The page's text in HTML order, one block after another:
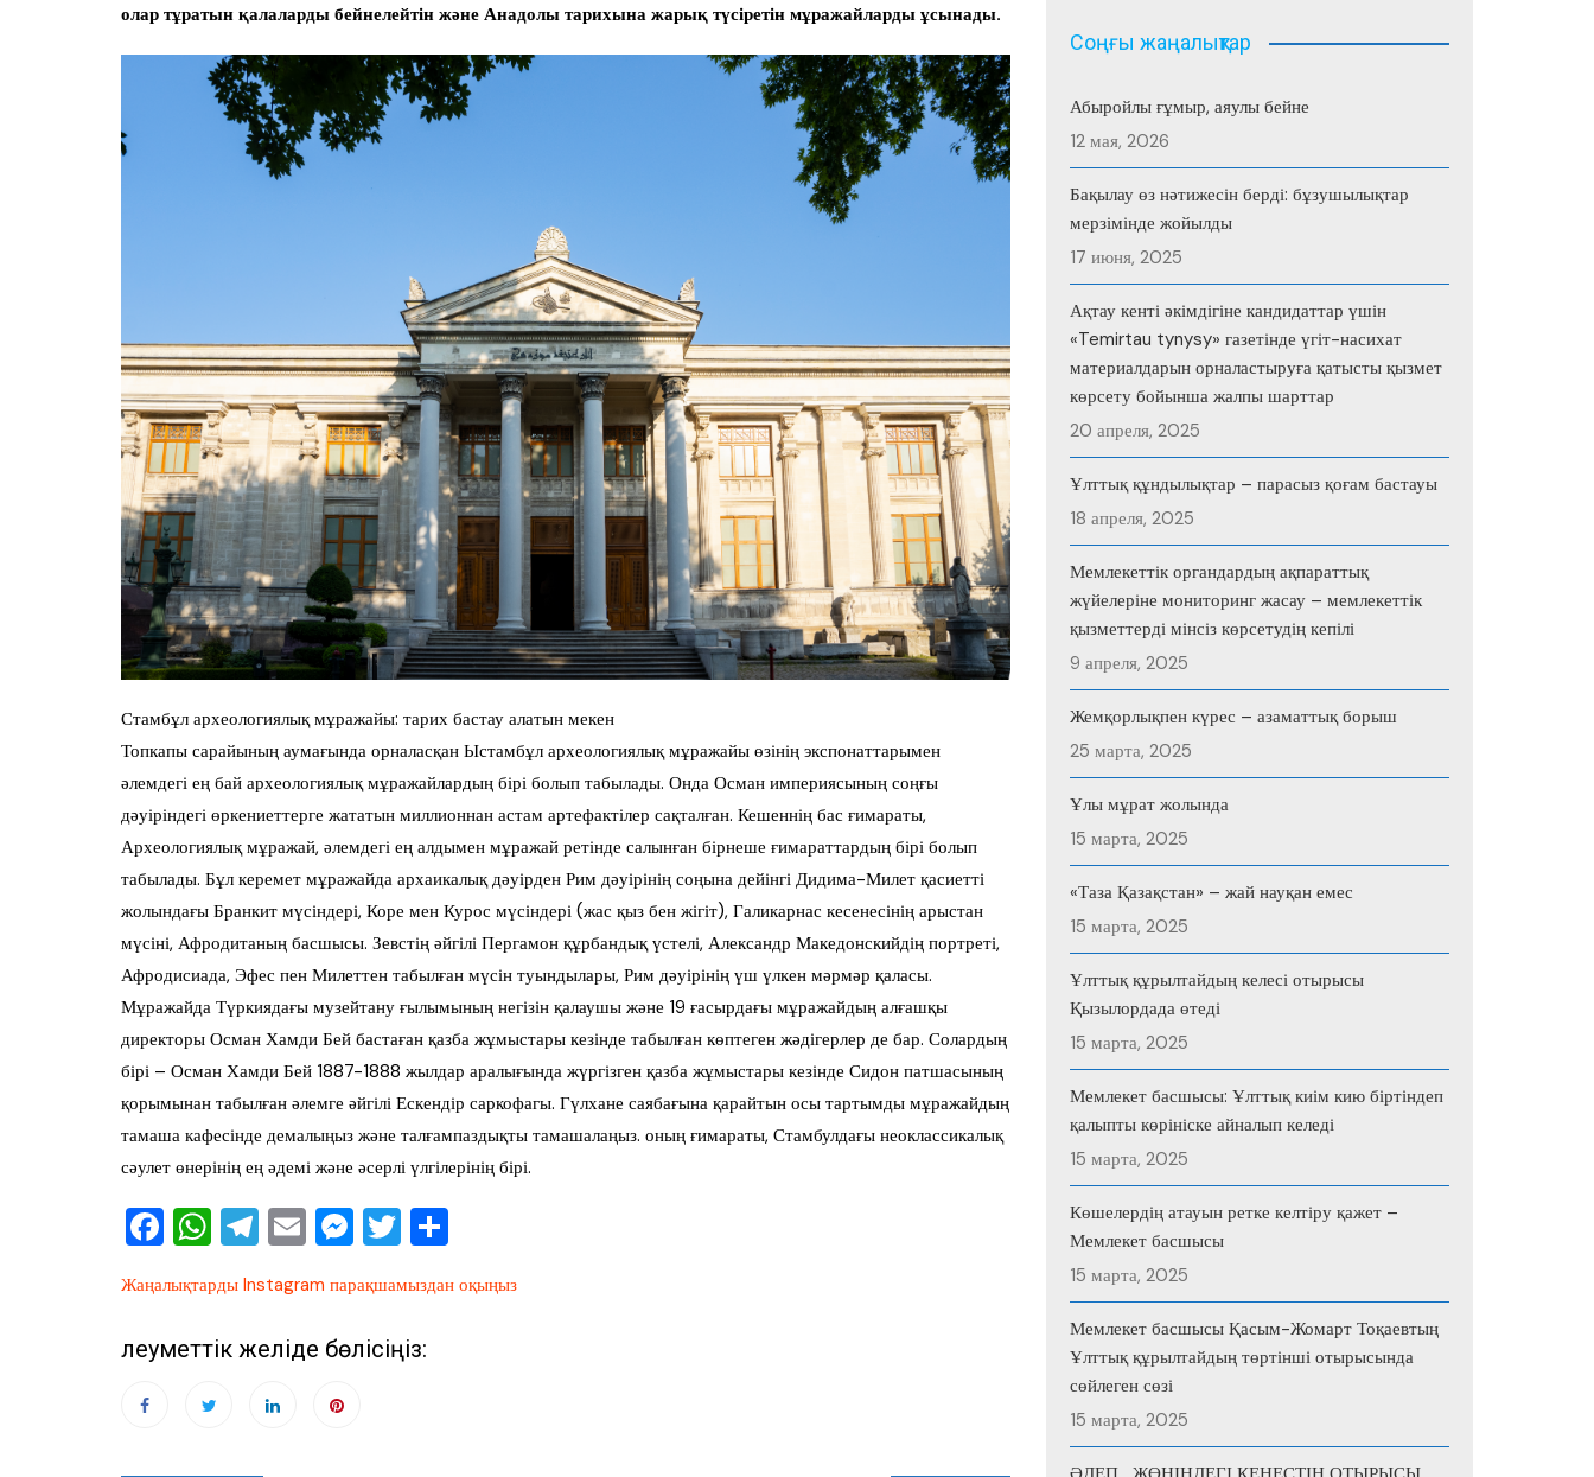
олар тұратын қалаларды бейнелейтін және Анадолы тарихына жарық түсіретін мұражайларды ұсынады.
Стамбұл археологиялық мұражайы: тарих бастау алатын мекен
Топкапы сарайының аумағында орналасқан Ыстамбұл археологиялық мұражайы өзінің экспонаттарымен
әлемдегі ең бай археологиялық мұражайлардың бірі болып табылады. Онда Осман империясының соңғы
дәуіріндегі өркениеттерге жататын миллионнан астам артефактілер сақталған. Кешеннің бас ғимараты,
Археологиялық мұражай, әлемдегі ең алдымен мұражай ретінде салынған бірнеше ғимараттардың бірі болып
табылады. Бұл керемет мұражайда архаикалық дәуірден Рим дәуірінің соңына дейінгі Дидима-Милет қасиетті
жолындағы Бранкит мүсіндері, Коре мен Курос мүсіндері (жас қыз бен жігіт), Галикарнас кесенесінің арыстан
мүсіні, Афродитаның басшысы. Зевстің әйгілі Пергамон құрбандық үстелі, Александр Македонскийдің портреті,
Афродисиада, Эфес пен Милеттен табылған мүсін туындылары, Рим дәуірінің үш үлкен мәрмәр қаласы.
Мұражайда Түркиядағы музейтану ғылымының негізін қалаушы және 19 ғасырдағы мұражайдың алғашқы
директоры Осман Хамди Бей бастаған қазба жұмыстары кезінде табылған көптеген жәдігерлер де бар. Солардың
бірі – Осман Хамди Бей 1887-1888 жылдар аралығында жүргізген қазба жұмыстары кезінде Сидон патшасының
қорымынан табылған әлемге әйгілі Ескендір саркофагы. Гүлхане саябағына қарайтын осы тартымды мұражайдың
тамаша кафесінде демалыңыз және талғампаздықты тамашалаңыз. оның ғимараты, Стамбулдағы неоклассикалық
сәулет өнерінің ең әдемі және әсерлі үлгілерінің бірі.
F
c
e
W
at
s
p
T
e
gr
m
E
ai
l
M
ss
e
T
tt
er
ра
Жаңалықтарды Instagram парақшамыздан оқыңыз
Әлеуметтік желіде бөлісіңіз:
Соңғы жаңалықтар
Абыройлы ғұмыр, аяулы бейне
12 мая, 2026
Бақылау өз нәтижесін берді: бұзушылықтар
мерзімінде жойылды
17 июня, 2025
Ақтау кенті әкімдігіне кандидаттар үшін
«Temirtau tynysy» газетінде үгіт-насихат
материалдарын орналастыруға қатысты қызмет
көрсету бойынша жалпы шарттар
20 апреля, 2025
Ұлттық құндылықтар – парасыз қоғам бастауы
18 апреля, 2025
Мемлекеттік органдардың ақпараттық
жүйелеріне мониторинг жасау – мемлекеттік
қызметтерді мінсіз көрсетудің кепілі
9 апреля, 2025
Жемқорлықпен күрес – азаматтық борыш
25 марта, 2025
Ұлы мұрат жолында
15 марта, 2025
«Таза Қазақстан» – жай науқан емес
15 марта, 2025
Ұлттық құрылтайдың келесі отырысы
Қызылордада өтеді
15 марта, 2025
Мемлекет басшысы: Ұлттық киім кию біртіндеп
қалыпты көрініске айналып келеді
15 марта, 2025
Көшелердің атауын ретке келтіру қажет –
Мемлекет басшысы
15 марта, 2025
Мемлекет басшысы Қасым-Жомарт Тоқаевтың
Ұлттық құрылтайдың төртінші отырысында
сөйлеген сөзі
15 марта, 2025